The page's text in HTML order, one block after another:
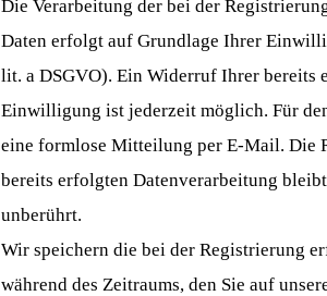
Die Verarbeitung der bei der
Daten erfolgt auf Grundlage Ihrer
lit. a DSGVO). Ein Widerruf Ihrer bereits
Einwilligung ist jederzeit möglich. Für
eine formlose Mitteilung per E-Mail. Die
bereits erfolgten Datenverarbeitung
unberührt.
Wir speichern die bei der Registrierung
während des Zeitraums, den Sie auf